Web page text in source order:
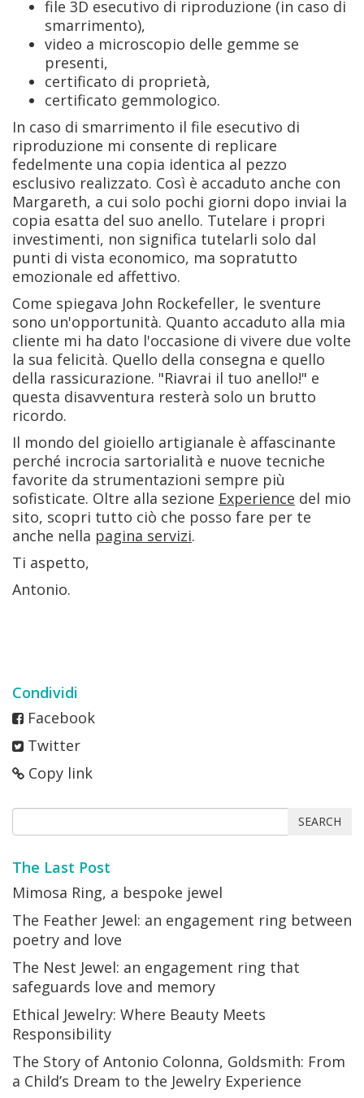
file 3D esecutivo di riproduzione (in caso di
smarrimento),
video a microscopio delle gemme se
presenti,
certificato di proprietà,
certificato gemmologico.
In caso di smarrimento il file esecutivo di
riproduzione mi consente di replicare
fedelmente una copia identica al pezzo
esclusivo realizzato. Così è accaduto anche con
Margareth, a cui solo pochi giorni dopo inviai la
copia esatta del suo anello. Tutelare i propri
investimenti, non significa tutelarli solo dal
punti di vista economico, ma sopratutto
emozionale ed affettivo.
Come spiegava John Rockefeller, le sventure
sono un'opportunità. Quanto accaduto alla mia
cliente mi ha dato l'occasione di vivere due volte
la sua felicità. Quello della consegna e quello
della rassicurazione. "Riavrai il tuo anello!" e
questa disavventura resterà solo un brutto
ricordo.
Il mondo del gioiello artigianale è affascinante
perché incrocia sartorialità e nuove tecniche
favorite da strumentazioni sempre più
sofisticate. Oltre alla sezione Experience del mio
sito, scopri tutto ciò che posso fare per te
anche nella pagina servizi.
Ti aspetto,
Antonio.
Condividi
Facebook
Twitter
Copy link
SEARCH
The Last Post
Mimosa Ring, a bespoke jewel
The Feather Jewel: an engagement ring between
poetry and love
The Nest Jewel: an engagement ring that
safeguards love and memory
Ethical Jewelry: Where Beauty Meets
Responsibility
The Story of Antonio Colonna, Goldsmith: From
a Child’s Dream to the Jewelry Experience